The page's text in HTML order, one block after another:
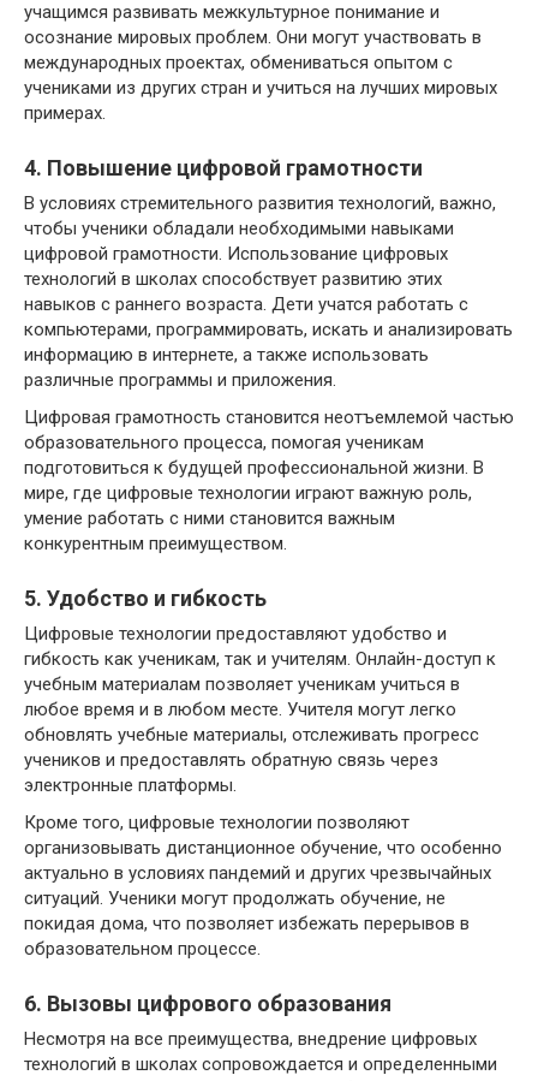
учащимся развивать межкультурное понимание и
осознание мировых проблем. Они могут участвовать в
международных проектах, обмениваться опытом с
учениками из других стран и учиться на лучших мировых
примерах.
4. Повышение цифровой грамотности
В условиях стремительного развития технологий, важно,
чтобы ученики обладали необходимыми навыками
цифровой грамотности. Использование цифровых
технологий в школах способствует развитию этих
навыков с раннего возраста. Дети учатся работать с
компьютерами, программировать, искать и анализировать
информацию в интернете, а также использовать
различные программы и приложения.
Цифровая грамотность становится неотъемлемой частью
образовательного процесса, помогая ученикам
подготовиться к будущей профессиональной жизни. В
мире, где цифровые технологии играют важную роль,
умение работать с ними становится важным
конкурентным преимуществом.
5. Удобство и гибкость
Цифровые технологии предоставляют удобство и
гибкость как ученикам, так и учителям. Онлайн-доступ к
учебным материалам позволяет ученикам учиться в
любое время и в любом месте. Учителя могут легко
обновлять учебные материалы, отслеживать прогресс
учеников и предоставлять обратную связь через
электронные платформы.
Кроме того, цифровые технологии позволяют
организовывать дистанционное обучение, что особенно
актуально в условиях пандемий и других чрезвычайных
ситуаций. Ученики могут продолжать обучение, не
покидая дома, что позволяет избежать перерывов в
образовательном процессе.
6. Вызовы цифрового образования
Несмотря на все преимущества, внедрение цифровых
технологий в школах сопровождается и определенными